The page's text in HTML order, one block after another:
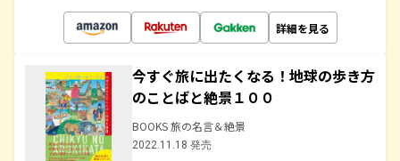
詳細を見る
今すぐ旅に出たくなる！地球の歩き方
のことばと絶景１００
BOOKS 旅の名言＆絶景
2022.11.18 発売